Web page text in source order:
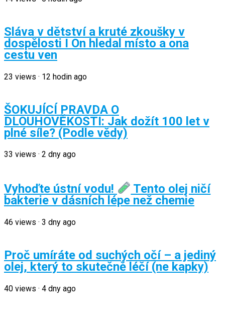
Sláva v dětství a kruté zkoušky v
dospělosti I On hledal místo a ona
cestu ven
23 views · 12 hodin ago
ŠOKUJÍCÍ PRAVDA O
DLOUHOVĚKOSTI: Jak dožít 100 let v
plné síle? (Podle vědy)
33 views · 2 dny ago
Vyhoďte ústní vodu!
Tento olej ničí
bakterie v dásních lépe než chemie
46 views · 3 dny ago
Proč umíráte od suchých očí – a jediný
olej, který to skutečně léčí (ne kapky)
40 views · 4 dny ago